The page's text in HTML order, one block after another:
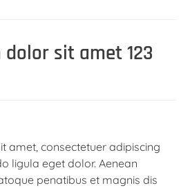
sit amet 123
amet, consectetuer adipiscing
ligula eget dolor. Aenean
penatibus et magnis dis